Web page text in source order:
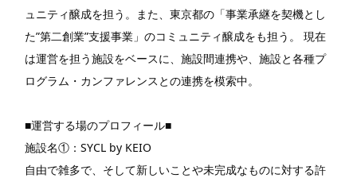
ュニティ醸成を担う。また、東京都の「事業承継を契機とし
た”第二創業”支援事業」のコミュニティ醸成をも担う。 現在
は運営を担う施設をベースに、施設間連携や、施設と各種プ
ログラム・カンファレンスとの連携を模索中。
■運営する場のプロフィール■
施設名①：SYCL by KEIO
自由で雑多で、そして新しいことや未完成なものに対する許